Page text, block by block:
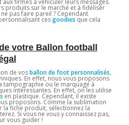
aux firmes à véhiculer leurs messages.
produits sur le marché et à fidéliser
pas faire pareil ? Cependant
cesgoodies que cela
votre Ballon football
de vosballon de foot personnalisés,
En effet, nous vous proposons
tampographie ou le marquage à
intéressantes. En effet, on les utilise
en plastique. Cependant, il existe
proposons. Comme la sublimation
la fiche produit, sélectionnez la
Si vous ne vous y connaissez pas,
vous guider !